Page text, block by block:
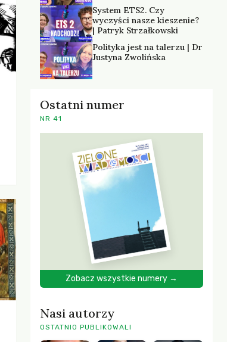
System ETS2. Czy
wyczyści nasze kieszenie?
| Patryk Strzałkowski
Polityka jest na talerzu | Dr
Justyna Zwolińska
Ostatni numer
NR 41
Zobacz wszystkie numery →
Nasi autorzy
OSTATNIO PUBLIKOWALI